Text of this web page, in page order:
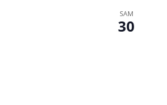
SAM
30